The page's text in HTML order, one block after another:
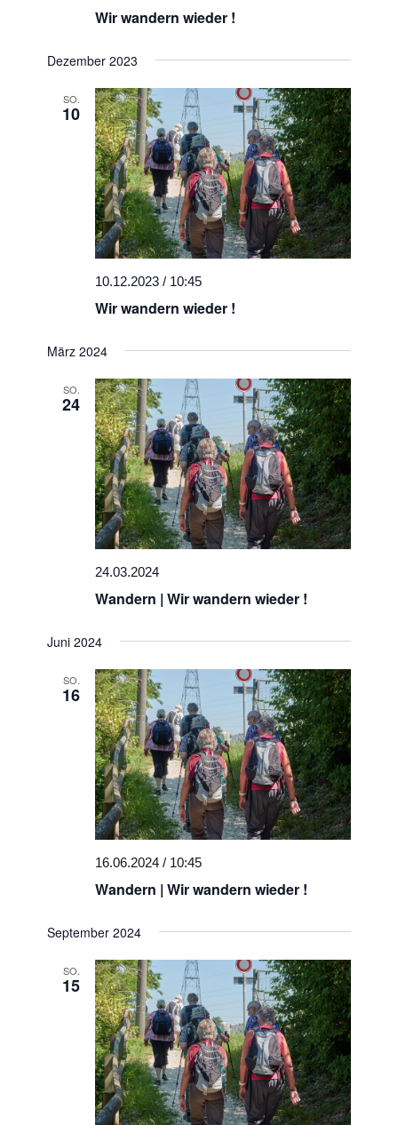
Wir wandern wieder !
Dezember 2023
SO.
10
Wir wandern wieder !
10.12.2023 / 10:45
März 2024
SO.
24
Wandern | Wir wandern wieder !
24.03.2024
Juni 2024
SO.
16
Wandern | Wir wandern wieder !
16.06.2024 / 10:45
September 2024
SO.
15